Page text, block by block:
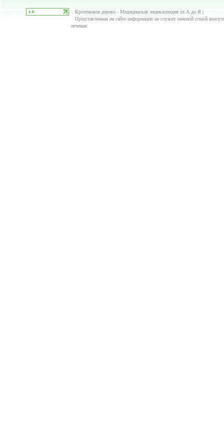
Кротоновое дерево - Медицинская энциклопедия от А до Я |
Представленная на сайте информация не служит заменой очной
лечения.